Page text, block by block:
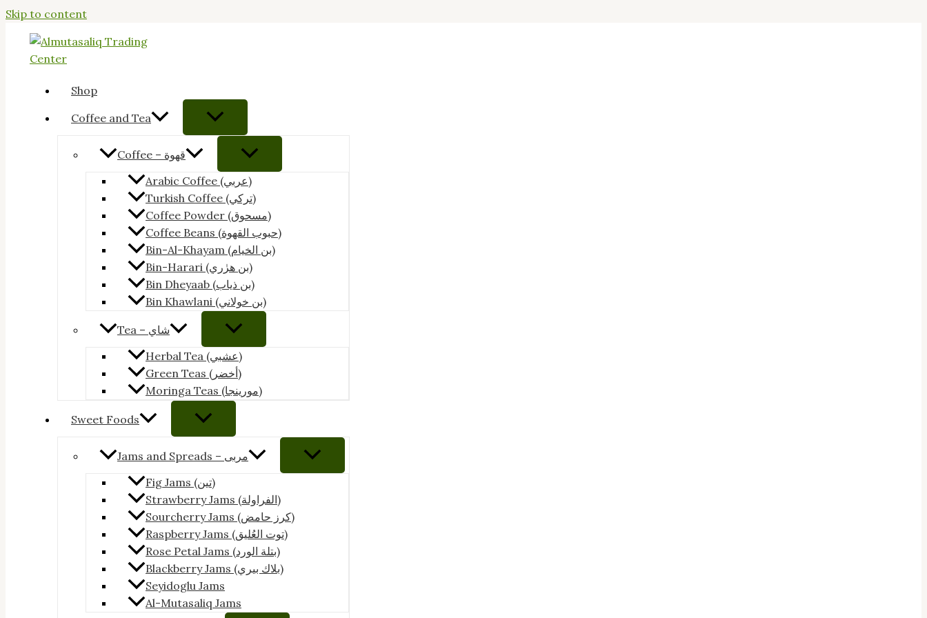
Skip to content
Shop
Coffee and Tea
Coffee – قهوة
Arabic Coffee (عربي)
Turkish Coffee (تركي)
Coffee Powder (مسحوق)
Coffee Beans (حبوب القهوة)
Bin-Al-Khayam (بن الخيام)
Bin-Harari (بن هرٰري)
Bin Dheyaab (بن ذياب)
Bin Khawlani (بن خولاني)
Tea – شاي
Herbal Tea (عشبي)
Green Teas (أخضر)
Moringa Teas (مورينجا)
Sweet Foods
Jams and Spreads – مربى
Fig Jams (تين)
Strawberry Jams (الفراولة)
Sourcherry Jams (كرز حامض)
Raspberry Jams (توت العُليق)
Rose Petal Jams (بتلة الورد)
Blackberry Jams (بلاك بيري)
Seyidoglu Jams
Al-Mutasaliq Jams